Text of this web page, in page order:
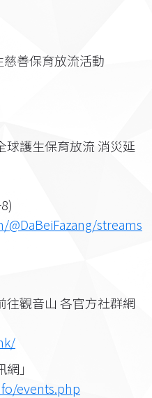
善保育放流活動
球護生保育放流 消災延
streams
往觀音山 各官方社群網
」
events.php